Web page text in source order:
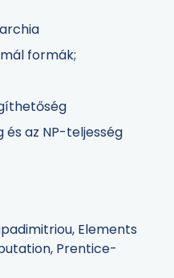
formák;
az NP-teljesség
Elements
Prentice-